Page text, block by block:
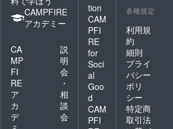
CAMPFIRE
アカデミー
CA
MP
FI
RE
ア
カ
デ
説
明
会
・
相
談
会
tion
CAM
PFI
RE
for
Soci
al
Goo
d
CAM
PFI
各種規定
利用規
約
細則
プライ
バシー
ポリ
シー
特定商
取引法